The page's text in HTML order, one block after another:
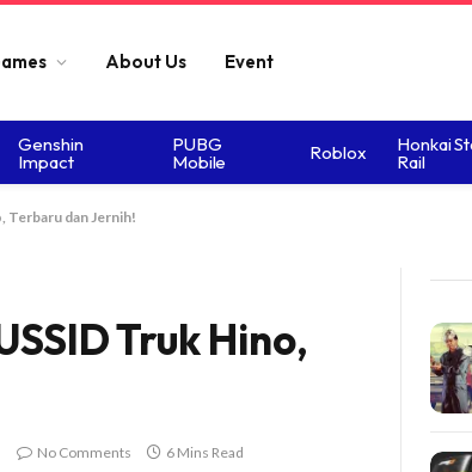
About Us Event
Genshin
Impact
PUBG
Mobile Roblox Honkai
Rail
Terbaru dan Jernih!
Truk Hino,
No Comments 6 Mins Read